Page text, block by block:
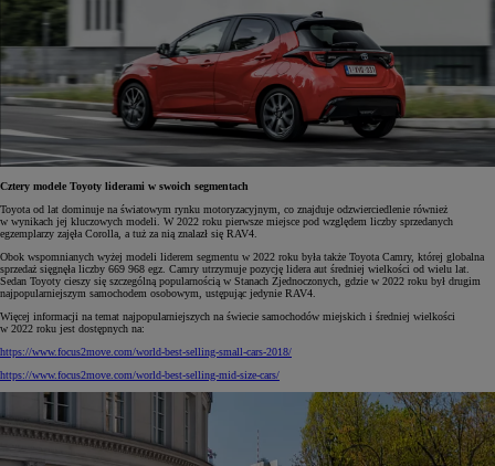
Cztery modele Toyoty liderami w swoich segmentach
Toyota od lat dominuje na światowym rynku motoryzacyjnym, co znajduje odzwierciedlenie również
w wynikach jej kluczowych modeli. W 2022 roku pierwsze miejsce pod względem liczby sprzedanych
egzemplarzy zajęła Corolla, a tuż za nią znalazł się RAV4.
Obok wspomnianych wyżej modeli liderem segmentu w 2022 roku była także Toyota Camry, której globalna
sprzedaż sięgnęła liczby 669 968 egz. Camry utrzymuje pozycję lidera aut średniej wielkości od wielu lat.
Sedan Toyoty cieszy się szczególną popularnością w Stanach Zjednoczonych, gdzie w 2022 roku był drugim
najpopularniejszym samochodem osobowym, ustępując jedynie RAV4.
Więcej informacji na temat najpopularniejszych na świecie samochodów miejskich i średniej wielkości
w 2022 roku jest dostępnych na:
https://www.focus2move.com/world-best-selling-small-cars-2018/
https://www.focus2move.com/world-best-selling-mid-size-cars/